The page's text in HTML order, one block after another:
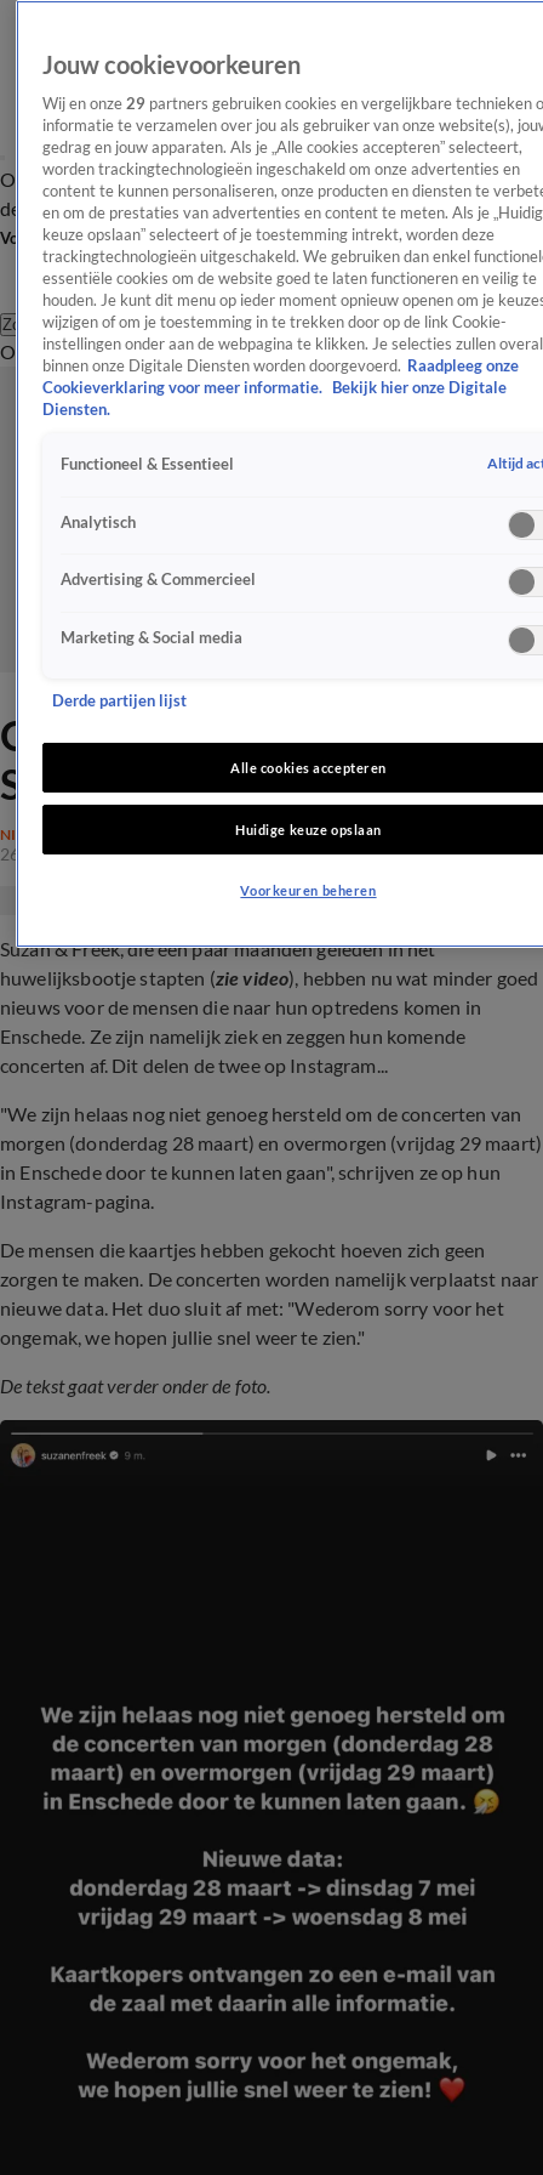
OverzichtAfleveringen Entertainment TV Algemeen
Tip
de redactieNieuwsbrief
Volg Shownieuws
Zoeken
OverzichtEntertainmentSpraakmakendRealityCrimeVideo's
Opnieuw grote domper voor
Suzan & Freek
NIEUWS
26 mrt 2024, 23:00
Suzan & Freek, die een paar maanden geleden in het
huwelijksbootje stapten (zie video), hebben nu wat minder goed
nieuws voor de mensen die naar hun optredens komen in
Enschede. Ze zijn namelijk ziek en zeggen hun komende
concerten af. Dit delen de twee op Instagram...
"We zijn helaas nog niet genoeg hersteld om de concerten van
morgen (donderdag 28 maart) en overmorgen (vrijdag 29 maart)
in Enschede door te kunnen laten gaan", schrijven ze op hun
Instagram-pagina.
De mensen die kaartjes hebben gekocht hoeven zich geen
zorgen te maken. De concerten worden namelijk verplaatst naar
nieuwe data. Het duo sluit af met: "Wederom sorry voor het
ongemak, we hopen jullie snel weer te zien."
De tekst gaat verder onder de foto.
Jouw cookievoorkeuren
Wij en onze 29 partners gebruiken cookies en vergelijkbare technieken
informatie te verzamelen over jou als gebruiker van onze website(s),
gedrag en jouw apparaten. Als je „Alle cookies accepteren” selecteert,
worden trackingtechnologieën ingeschakeld om onze advertenties en
content te kunnen personaliseren, onze producten en diensten te
en om de prestaties van advertenties en content te meten. Als je
keuze opslaan” selecteert of je toestemming intrekt, worden deze
trackingtechnologieën uitgeschakeld. We gebruiken dan enkel
essentiële cookies om de website goed te laten functioneren en veilig te
houden. Je kunt dit menu op ieder moment opnieuw openen om je
wijzigen of om je toestemming in te trekken door op de link Cookie-
instellingen onder aan de webpagina te klikken. Je selecties zullen overal
binnen onze Digitale Diensten worden doorgevoerd. Raadpleeg onze
Cookieverklaring voor meer informatie.
Bekijk hier onze Digitale
Diensten.
Functioneel & Essentieel Altijd
Analytisch
Advertising & Commercieel
Marketing & Social media
Derde partijen lijst
Alle cookies accepteren
Huidige keuze opslaan
Voorkeuren beheren